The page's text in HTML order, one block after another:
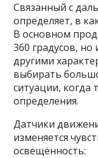
Связанный с
определяет, в
В основном
360 градусов, но
другими
выбирать
ситуации, когда
определения.
Датчики
изменяется
освещённость: